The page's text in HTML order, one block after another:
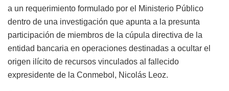
a un requerimiento formulado por el Ministerio Público
dentro de una investigación que apunta a la presunta
participación de miembros de la cúpula directiva de la
entidad bancaria en operaciones destinadas a ocultar el
origen ilícito de recursos vinculados al fallecido
expresidente de la Conmebol, Nicolás Leoz.